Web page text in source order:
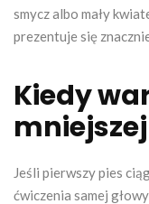
smycz albo mały
prezentuje się
Kiedy
Jeśli pierwszy pies
ćwiczenia samej